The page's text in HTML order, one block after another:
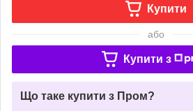
Купити
або
Купити з
Що таке купити з Пром?